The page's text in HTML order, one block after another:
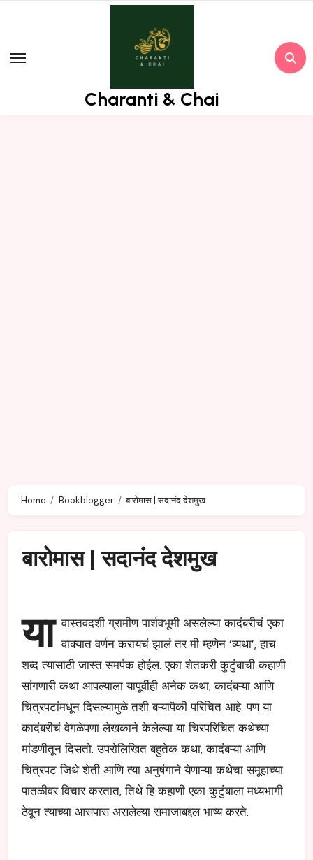
Charanti & Chai
Home Bookblogger बारोमास | सदानंद देशमुख
बारोमास | सदानंद देशमुख
या वास्तवदर्शी ग्रामीण पार्शवभूमी असलेल्या कादंबरीचं एका
वाक्यात वर्णन करायचं झालं तर मी म्हणेन ‘व्यथा’, हाच
शब्द त्यासाठी जास्त समर्पक होईल. एका शेतकरी कुटुंबाची कहाणी
सांगणारी कथा आपल्याला यापूर्वीही अनेक कथा, कादंबऱ्या आणि
चित्रपटांमधून दिसल्यामुळे तशी बऱ्यापैकी परिचित आहे. पण या
कादंबरीचं वेगळेपणा लेखकाने केलेल्या या चिरपरिचित कथेच्या
मांडणीतून दिसतो. उपरोलिखित बहुतेक कथा, कादंबऱ्या आणि
चित्रपट जिथे शेती आणि त्या अनुषंगाने येणाऱ्या कथेचा समूहाच्या
पातळीवर विचार करतात, तिथे हि कहाणी एका कुटुंबाला मध्यभागी
ठेवून त्याच्या आसपास असलेल्या समाजाबद्दल भाष्य करते.